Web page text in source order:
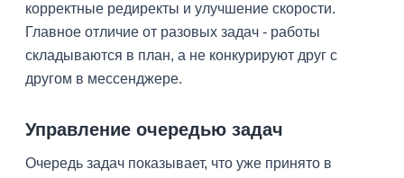
корректные редиректы и улучшение скорости.
Главное отличие от разовых задач - работы
складываются в план, а не конкурируют друг с
другом в мессенджере.
Управление очередью задач
Очередь задач показывает, что уже принято в